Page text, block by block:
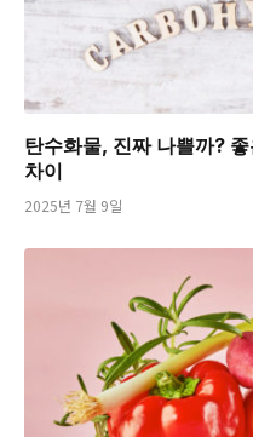
탄수화물, 진짜 나쁠까?
차이
2025년 7월 9일